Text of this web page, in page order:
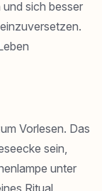
sich besser
Vorlesen. Das
sein,
unter
Ritual